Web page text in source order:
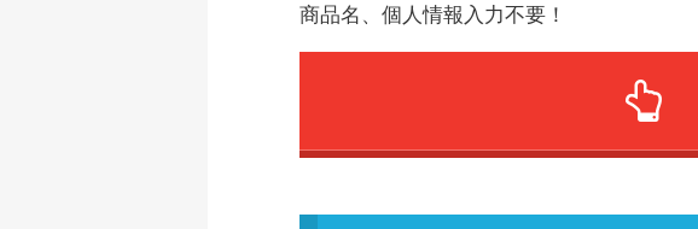
商品名、個人情報入力不要！